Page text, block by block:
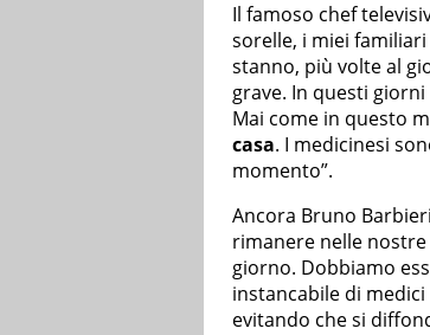
Il famoso chef
sorelle, i miei
stanno, più volte al
grave. In questi
Mai come in questo
casa. I medicinesi
momento”.
Ancora Bruno
rimanere nelle
giorno. Dobbiamo
instancabile di
evitando che si